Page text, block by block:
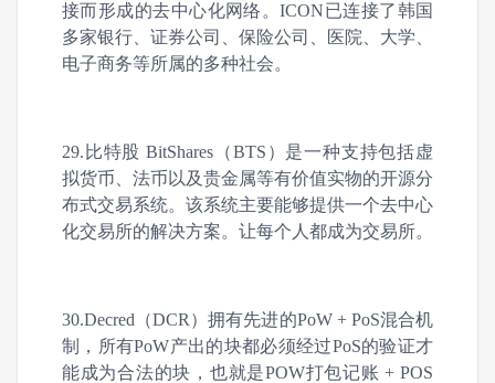
接而形成的去中心化网络。ICON已连接了韩国
多家银行、证券公司、保险公司、医院、大学、
电子商务等所属的多种社会。
29.比特股 BitShares（BTS）是一种支持包括虚
拟货币、法币以及贵金属等有价值实物的开源分
布式交易系统。该系统主要能够提供一个去中心
化交易所的解决方案。让每个人都成为交易所。
30.Decred（DCR）拥有先进的PoW + PoS混合机
制，所有PoW产出的块都必须经过PoS的验证才
能成为合法的块，也就是POW打包记账 + POS